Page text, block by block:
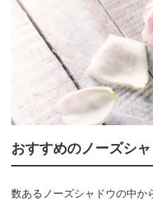
おすすめのノーズシャ
数あるノーズシャドウの中か